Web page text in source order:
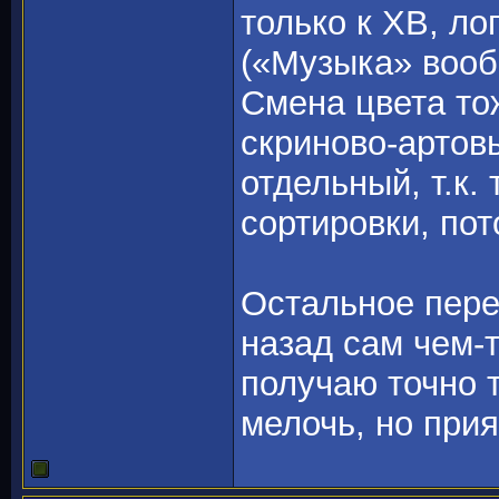
только к ХВ,
(«Музыка»
Смена цвета
скриново-
отдельный, т.к.
сортировки,
Остальное
назад сам чем-
получаю точно
мелочь, но